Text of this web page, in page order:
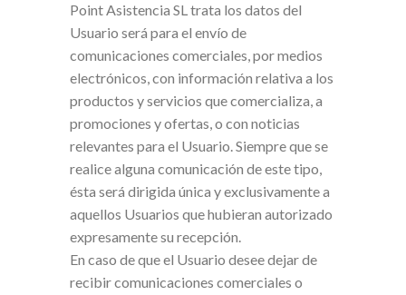
Point Asistencia SL trata los datos del
Usuario será para el envío de
comunicaciones comerciales, por medios
electrónicos, con información relativa a los
productos y servicios que comercializa, a
promociones y ofertas, o con noticias
relevantes para el Usuario. Siempre que se
realice alguna comunicación de este tipo,
ésta será dirigida única y exclusivamente a
aquellos Usuarios que hubieran autorizado
expresamente su recepción.
En caso de que el Usuario desee dejar de
recibir comunicaciones comerciales o